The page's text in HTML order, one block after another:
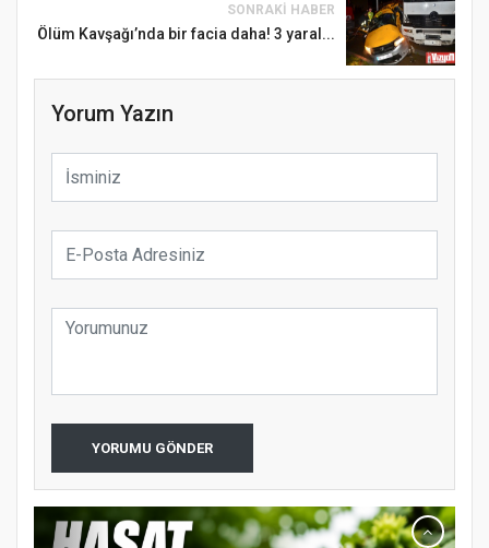
SONRAKI HABER
Ölüm Kavşağı’nda bir facia daha! 3 yaral...
Yorum Yazın
YORUMU GÖNDER